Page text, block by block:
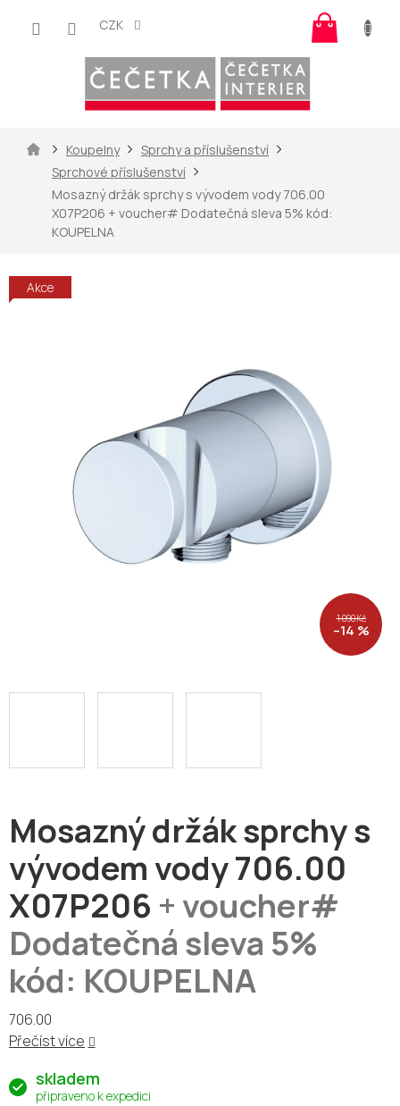
CZK
košík
DomůKoupelny
Sprchy a příslušenství
Sprchové příslušenství
Mosazný držák sprchy s vývodem vody 706.00
X07P206 + voucher# Dodatečná sleva 5% kód:
KOUPELNA
Akce
1 090 Kč
–14 %
Mosazný držák sprchy s
vývodem vody 706.00
X07P206 + voucher#
Dodatečná sleva 5%
kód: KOUPELNA
706.00
Přečíst více
skladem
připraveno k expedici